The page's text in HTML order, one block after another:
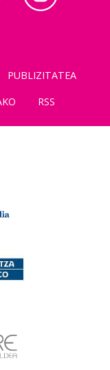
PUBLIZITATEA
RSS